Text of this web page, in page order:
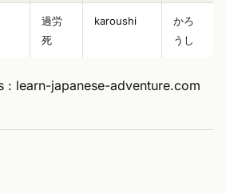
過労
死
karoushi
かろ
うし
: learn-japanese-adventure.com